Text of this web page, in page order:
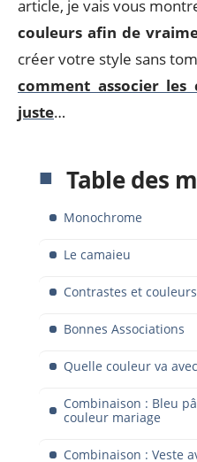
article, je vais vous
couleurs afin de
créer votre style sans
comment associer les
juste…
Table des
Monochrome
Le camaieu
Contrastes et
Bonnes Associations
Quelle couleur va
Combinaison : Bleu
couleur mariage
Combinaison : Veste